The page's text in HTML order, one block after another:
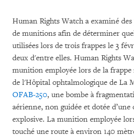
Human Rights Watch a examiné
de munitions afin de déterminer
utilisées lors de trois frappes le 3
deux d'entre elles. Human Rights
munition employée lors de la
de l'Hôpital ophtalmologique de La
OFAB-250, une bombe à
aérienne, non guidée et dotée d’une
explosive. La munition employée
touché une route à environ 140